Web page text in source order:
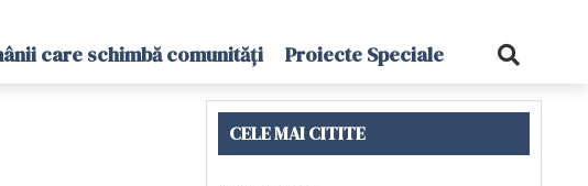
care schimbă comunități Proiecte Speciale
CELE MAI CITITE